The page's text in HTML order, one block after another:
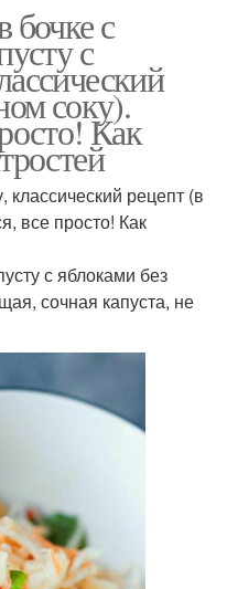
бочке с
с
соку).
Как
классический рецепт (в
все просто! Как
с яблоками без
сочная капуста, не